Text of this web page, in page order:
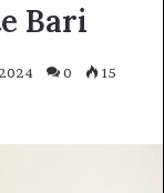
Bari
0 15